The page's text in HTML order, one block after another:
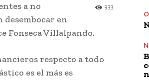
933
a no
en
Fonseca Villalpando.
respecto a todo
es el más es